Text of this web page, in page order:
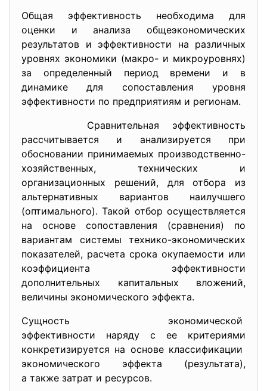
Общая эффективность необходима для
оценки и анализа общеэкономических
результатов и эффективности на различных
уровнях экономики (макро- и микроуровнях)
за определенный период времени и в
динамике для сопоставления уровня
эффективности по предприятиям и регионам.
Сравнительная эффективность
рассчитывается и анализируется при
обосновании принимаемых производственно-
хозяйственных, технических и
организационных решений, для отбора из
альтернативных вариантов наилучшего
(оптимального). Такой отбор осуществляется
на основе сопоставления (сравнения) по
вариантам системы технико-экономических
показателей, расчета срока окупаемости или
коэффициента эффективности
дополнительных капитальных вложений,
величины экономического эффекта.
Сущность экономической
эффективности наряду с ее критериями
конкретизируется на основе классификации
экономического эффекта (результата),
а также затрат и ресурсов.